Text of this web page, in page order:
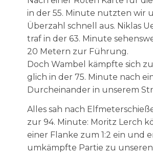
in der 55. Minute nutzten wir
Überzahl schnell aus. Niklas
traf in der 63. Minute
20 Metern zur Führung.
Doch Wambel kämpfte sich
glich in der 75. Minute nach
Durcheinander in unserem
Alles sah nach
zur 94. Minute: Moritz Lerch
einer Flanke zum 1:2 ein und
umkämpfte Partie zu